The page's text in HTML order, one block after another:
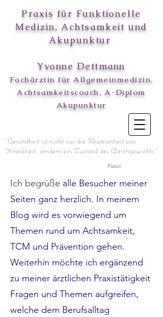
Praxis für Funktionelle
Medizin, Achtsamkeit und
Akupunktur
Yvonne Dettmann
Fachärztin für Allgemeinmedizin,
Achtsamkeitscoach, A-Diplom
Akupunktur
"Gesundheit ist nicht nur die Abwesenheit von
Krankheit, sondern ein Zustand des Gleichgewichts."
Platon
Ich begrüße alle Besucher meiner
Seiten ganz herzlich. In meinem
Blog wird es vorwiegend um
Themen rund um Achtsamkeit,
TCM und Prävention gehen.
Weiterhin möchte ich ergänzend
zu meiner ärztlichen Praxistätigkeit
Fragen und Themen aufgreifen,
welche dem Berufsalltag